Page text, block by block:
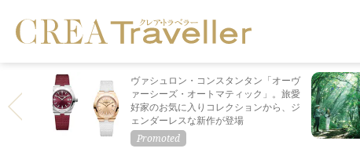
ヴァシュロン・コンスタンタン「オーヴ
ァーシーズ・オートマティック」。旅愛
好家のお気に入りコレクションから、ジ
ェンダーレスな新作が登場